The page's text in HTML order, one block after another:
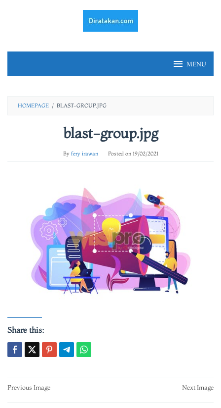
MENU
HOMEPAGE / BLAST-GROUP.JPG
blast-group.jpg
By fery irawan Posted on 19/02/2021
Share this:
Post
Previous Image Next Image